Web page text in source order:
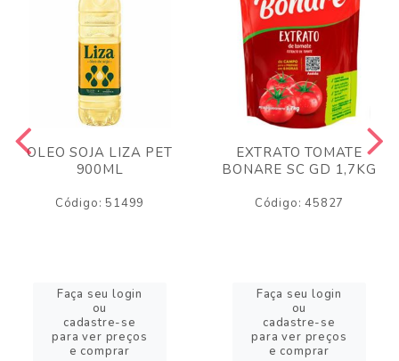
OLEO SOJA LIZA PET
900ML
Código: 51499
Faça seu login
ou
cadastre-se
para ver preços
e comprar
EXTRATO TOMATE
BONARE SC GD 1,7KG
Código: 45827
Faça seu login
ou
cadastre-se
para ver preços
e comprar